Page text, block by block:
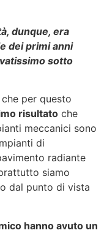
dunque, era
dei primi anni
sotto
per questo
risultato che
meccanici sono
di
radiante
siamo
dal punto di vista
hanno avuto un